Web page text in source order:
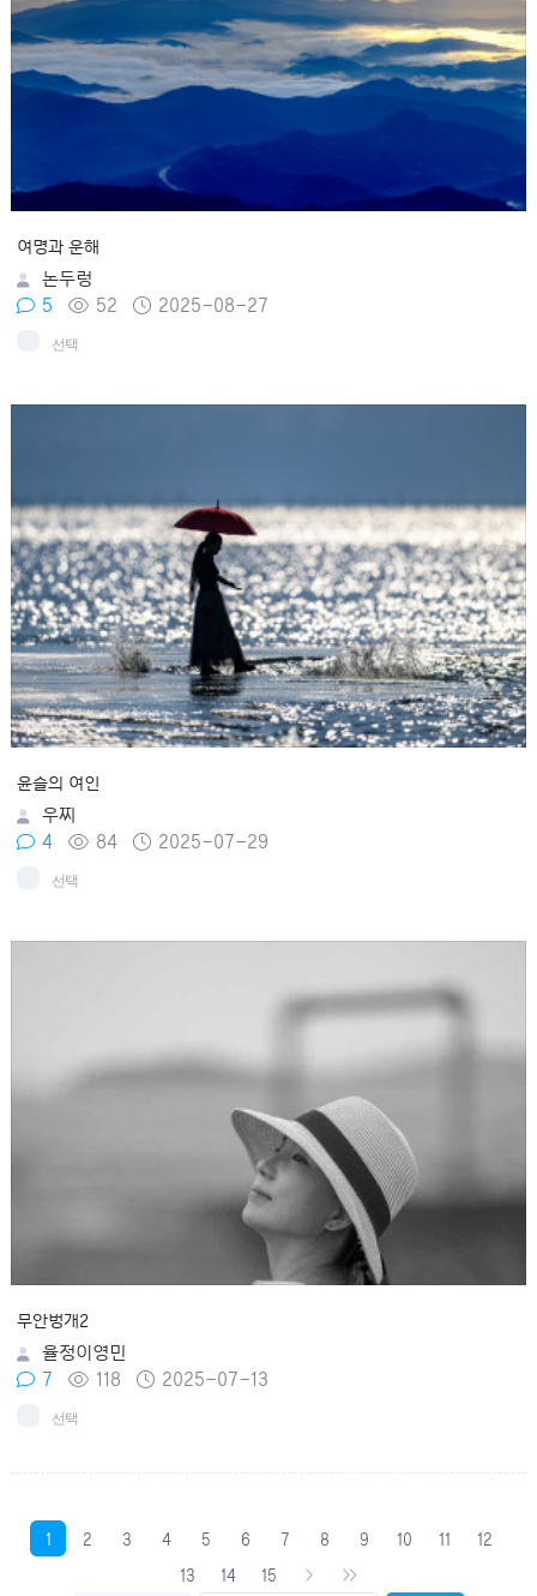
여명과 운해
논두렁
5
52 2025-08-27
선택
윤슬의 여인
우찌
4
84 2025-07-29
선택
무안벙개2
율정이영민
7
118 2025-07-13
선택
1 2 3 4 5 6 7 8 9 10 11
12
13
14 15